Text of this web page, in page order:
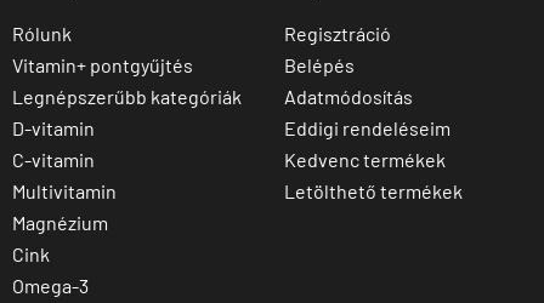
Rólunk
Vitamin+ pontgyűjtés
Legnépszerűbb kategóriák
D-vitamin
C-vitamin
Multivitamin
Magnézium
Cink
Omega-3
Regisztráció
Belépés
Adatmódosítás
Eddigi rendeléseim
Kedvenc termékek
Letölthető termékek